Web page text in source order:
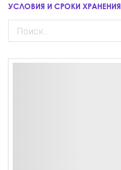
УСЛОВИЯ И СРОКИ ХРАНЕНИЯ